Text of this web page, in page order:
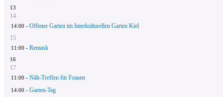
13
14
14:00 - Offener Garten im Interkulturellen Garten Kiel
15
11:00 - Remask
16
17
11:00 - Näh-Treffen für Frauen
14:00 - Garten-Tag